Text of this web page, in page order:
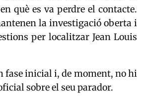
què es va perdre el contacte.
la investigació oberta i
per localitzar Jean Louis
fase inicial i, de moment, no hi
sobre el seu parador.